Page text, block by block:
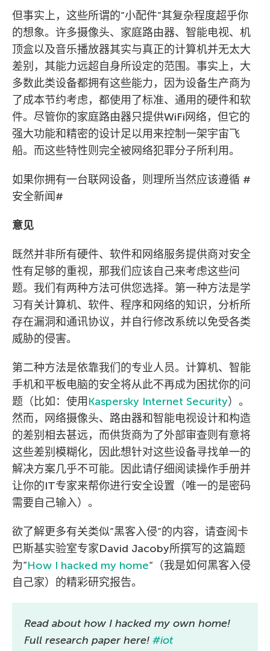
但事实上，这些所谓的”小配件”其复杂程度超乎你
的想象。许多摄像头、家庭路由器、智能电视、机
顶盒以及音乐播放器其实与真正的计算机并无太大
差别，其能力远超自身所设定的范围。事实上，大
多数此类设备都拥有这些能力，因为设备生产商为
了成本节约考虑，都使用了标准、通用的硬件和软
件。尽管你的家庭路由器只提供WiFi网络，但它的
强大功能和精密的设计足以用来控制一架宇宙飞
船。而这些特性则完全被网络犯罪分子所利用。
如果你拥有一台联网设备，则理所当然应该遵循 #
安全新闻#
意见
既然并非所有硬件、软件和网络服务提供商对安全
性有足够的重视，那我们应该自己来考虑这些问
题。我们有两种方法可供您选择。第一种方法是学
习有关计算机、软件、程序和网络的知识，分析所
存在漏洞和通讯协议，并自行修改系统以免受各类
威胁的侵害。
第二种方法是依靠我们的专业人员。计算机、智能
手机和平板电脑的安全将从此不再成为困扰你的问
题（比如：使用 Kaspersky Internet Security）。
然而，网络摄像头、路由器和智能电视设计和构造
的差别相去甚远，而供货商为了外部审查则有意将
这些差别模糊化，因此想针对这些设备寻找单一的
解决方案几乎不可能。因此请仔细阅读操作手册并
让你的IT专家来帮你进行安全设置（唯一的是密码
需要自己输入）。
欲了解更多有关类似”黑客入侵”的内容，请查阅卡
巴斯基实验室专家David Jacoby所撰写的这篇题
为”How I hacked my home“（我是如何黑客入侵
自己家）的精彩研究报告。
Read about how I hacked my own home!
Full research paper here! #iot